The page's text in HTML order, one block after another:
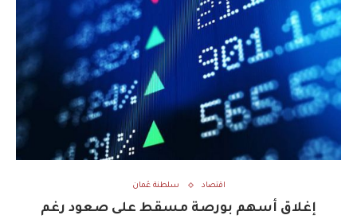
اقتصاد سلطنة عُمان
إغلاق أسهم بورصة مسقط على صعود رغم